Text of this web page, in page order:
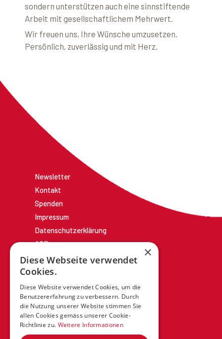
sondern unterstützen auch eine sinnstiftende
Arbeit mit gesellschaftlichem Mehrwert.
Wir freuen uns, Ihre Wünsche umzusetzen.
Persönlich, zuverlässig und mit Herz.
Newsletter
Kontakt
Spenden
Impressum
Datenschutzerklärung
AGBs
×
Diese Webseite verwendet
Cookies.
Diese Website verwendet Cookies, um die
Benutzererfahrung zu verbessern. Durch
die Nutzung unserer Website stimmen Sie
allen Cookies gemäss unserer Cookie-
Richtlinie zu. Weitere Informationen